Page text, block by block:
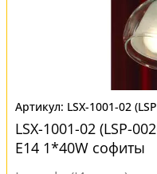
LSX-1001-02
LSX-1001-02 (LSP-
E14 1*40W софиты